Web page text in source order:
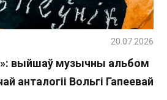
выйшаў музычны альбом
анталогіі Вольгі Гапеевай
20.07.2026